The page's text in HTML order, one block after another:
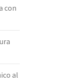
con
al